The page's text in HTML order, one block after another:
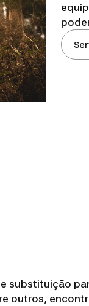
substituição
outros,